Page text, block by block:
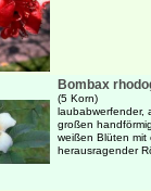
Bombax
(5 Korn)
laubabwerfender,
großen
weißen Blüten mit
herausragender